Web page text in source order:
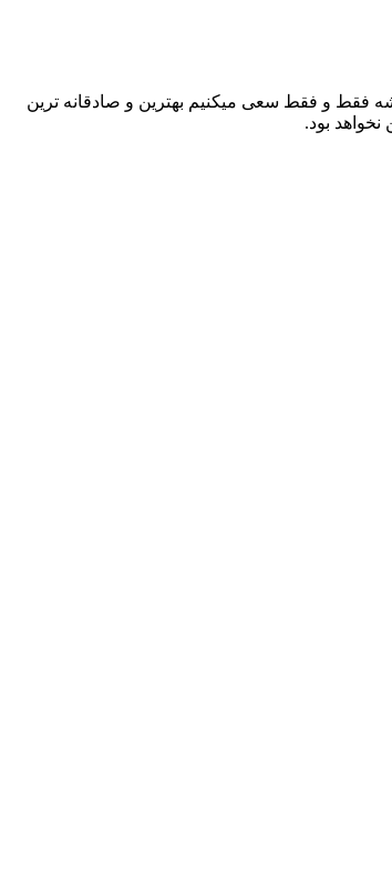
فقط و فقط سعی میکنیم بهترین و صادقانه ترین
بود.